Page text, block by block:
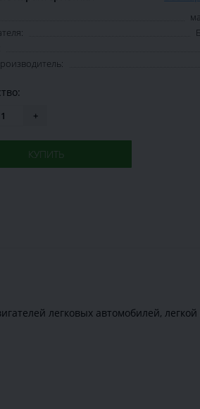
+
КУПИТЬ
легковых автомобилей,